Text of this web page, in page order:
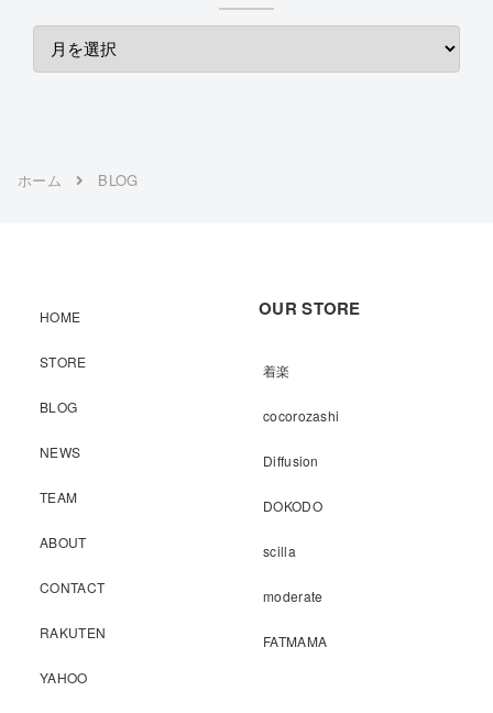
ホーム BLOG
HOME
STORE
BLOG
NEWS
TEAM
ABOUT
CONTACT
RAKUTEN
YAHOO
OUR STORE
着楽
cocorozashi
Diffusion
DOKODO
scilla
moderate
FATMAMA